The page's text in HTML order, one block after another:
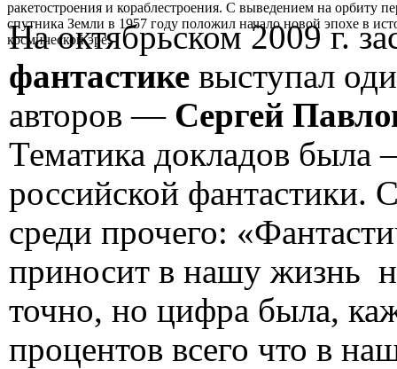
ракетостроения и кораблестроения. С выведением на орбиту
спутника Земли в 1957 году положил начало новой эпохе в
космической эре.
На октябрьском 2009 г.
фантастике выступал
авторов — Сергей
Тематика докладов была
российской фантастики.
среди прочего:
приносит в нашу жизнь
точно, но цифра была,
процентов всего что в